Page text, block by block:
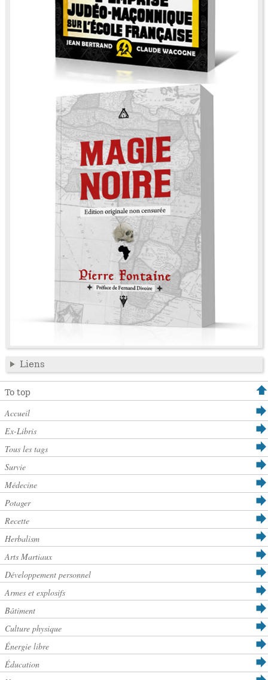
Liens
To top
Accueil
Ex-Libris
Tous les tags
Survie
Médecine
Potager
Recette
Herbalism
Arts Martiaux
Développement personnel
Armes et explosifs
Bâtiment
Culture physique
Énergie libre
Éducation